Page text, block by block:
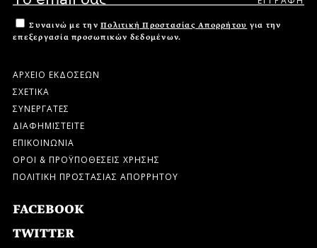
Συναινώ με την Πολιτική Προστασίας Απορρήτου για την
επεξεργασία προσωπικών δεδομένων.
ΑΡΧΕΙΟ ΕΚΔΟΣΕΩΝ
ΣΧΕΤΙΚΑ
ΣΥΝΕΡΓΑΤΕΣ
ΔΙΑΦΗΜΙΣΤΕΙΤΕ
ΕΠΙΚΟΙΝΩΝΙΑ
ΟΡΟΙ & ΠΡΟΫΠΟΘΕΣΕΙΣ ΧΡΗΣΗΣ
ΠΟΛΙΤΙΚΗ ΠΡΟΣΤΑΣΙΑΣ ΑΠΟΡΡΗΤΟΥ
FACEBOOK
TWITTER